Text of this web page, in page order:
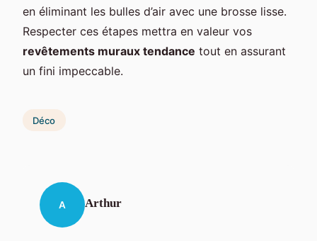
en éliminant les bulles d’air avec une brosse lisse.
Respecter ces étapes mettra en valeur vos
revêtements muraux tendance tout en assurant
un fini impeccable.
Déco
A Arthur